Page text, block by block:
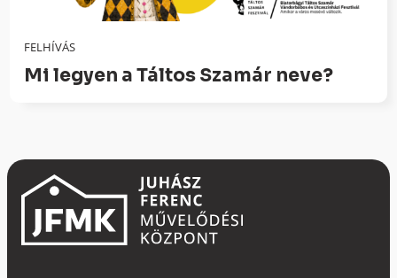
FELHÍVÁS
Mi legyen a Táltos Szamár neve?